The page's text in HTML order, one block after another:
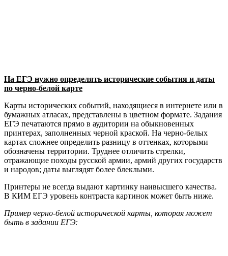
На ЕГЭ нужно определять исторические события и даты
по черно-белой карте
Карты исторических событий, находящиеся в интернете или в
бумажных атласах, представлены в цветном формате. Задания
ЕГЭ печатаются прямо в аудитории на обыкновенных
принтерах, заполненных черной краской. На черно-белых
картах сложнее определить разницу в оттенках, которыми
обозначены территории. Труднее отличить стрелки,
отражающие походы русской армии, армий других государств
и народов; даты выглядят более блеклыми.
Принтеры не всегда выдают картинку наивысшего качества.
В КИМ ЕГЭ уровень контраста картинок может быть ниже.
Пример черно-белой исторической карты, которая может
быть в задании ЕГЭ: